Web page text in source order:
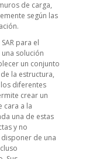
de carga,
según las
para el
solución
un conjunto
la estructura,
diferentes
crear un
cara a la
una de estas
y no
de una